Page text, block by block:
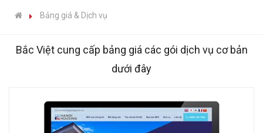
Bảng giá & Dịch vụ
Bắc Việt cung cấp bảng giá các gói dịch vụ cơ bản
dưới đây